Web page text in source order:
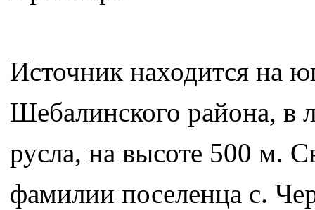
Источник находится на
Шебалинского района, в
русла, на высоте 500 м.
фамилии поселенца с.